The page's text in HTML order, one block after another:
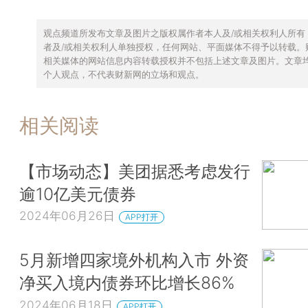
观点频道所发布文章及图片之版权属作者本人及/或相关权利人所有
者及/或相关权利人单独授权，任何网站、平面媒体不得予以转载。
相关媒体的网站信息内容转载授权并不包括上述文章及图片。文章
个人观点，不代表财新网的立场和观点。
相关阅读
【市场动态】美团据悉考虑发行
逾10亿美元债券
2024年06月26日 APP打开
5月新增四家境外机构入市 外资
净买入境内债券环比增长86%
2024年06月18日